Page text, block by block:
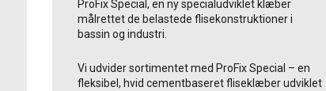
ProFix Special, en ny specialudviklet klæber
målrettet de belastede flisekonstruktioner i
bassin og industri.
Vi udvider sortimentet med ProFix Special – en
fleksibel, hvid cementbaseret fliseklæber udviklet